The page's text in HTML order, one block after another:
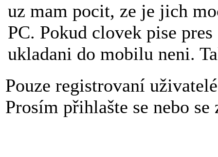
uz mam pocit, ze je jich
PC. Pokud clovek pise
ukladani do mobilu neni.
Pouze registrovaní
Prosím přihlašte se nebo